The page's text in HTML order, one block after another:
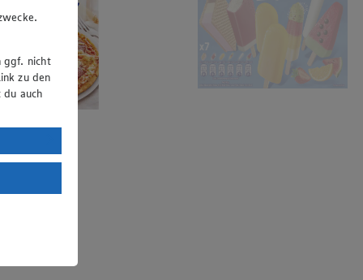
ggf. nicht
zu den
auch
DSGVO
mit
das